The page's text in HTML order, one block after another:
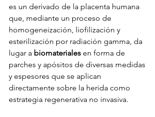
es un derivado de la placenta humana
que, mediante un proceso de
homogeneización, liofilización y
esterilización por radiación gamma, da
lugar a biomateriales en forma de
parches y apósitos de diversas medidas
y espesores que se aplican
directamente sobre la herida como
estrategia regenerativa no invasiva.